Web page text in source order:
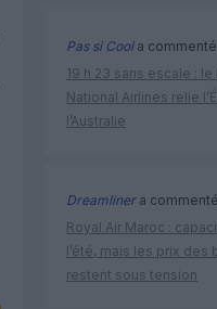
Pas si Coola
19 h 23 sans escale :
National Airlines relie
l’Australie
Dreamlinera
Royal Air Maroc :
l’été, mais les prix des
restent sous tension